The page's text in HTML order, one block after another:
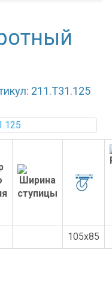
211.Т31.125
105x85